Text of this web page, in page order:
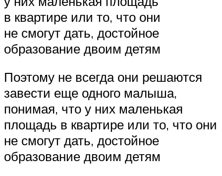
в квартире или то, что они
не смогут дать, достойное
образование двоим детям
Поэтому не всегда они решаются
завести еще одного малыша,
понимая, что у них маленькая
площадь в квартире или то, что они
не смогут дать, достойное
образование двоим детям